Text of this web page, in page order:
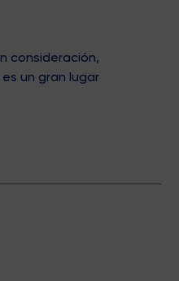
consideración,
un gran lugar